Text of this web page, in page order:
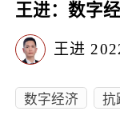
王进：数字
王进
数字经济 抗